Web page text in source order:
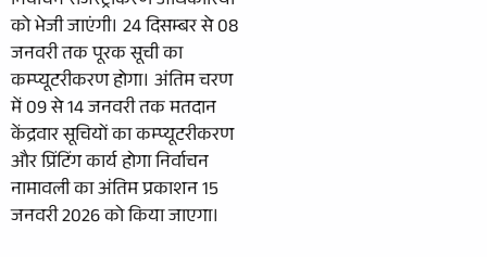
को भेजी जाएंगी। 24 दिसम्बर से 08
जनवरी तक पूरक सूची का
कम्प्यूटरीकरण होगा। अंतिम चरण
में 09 से 14 जनवरी तक मतदान
केंद्रवार सूचियों का कम्प्यूटरीकरण
और प्रिंटिंग कार्य होगा निर्वाचन
नामावली का अंतिम प्रकाशन 15
जनवरी 2026 को किया जाएगा।